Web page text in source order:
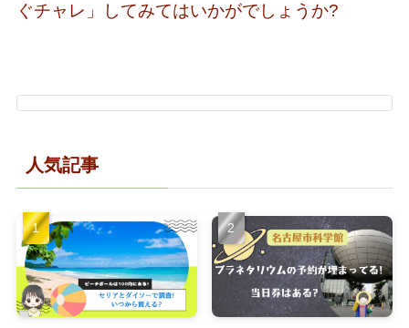
ぐチャレ」してみてはいかがでしょうか?
人気記事